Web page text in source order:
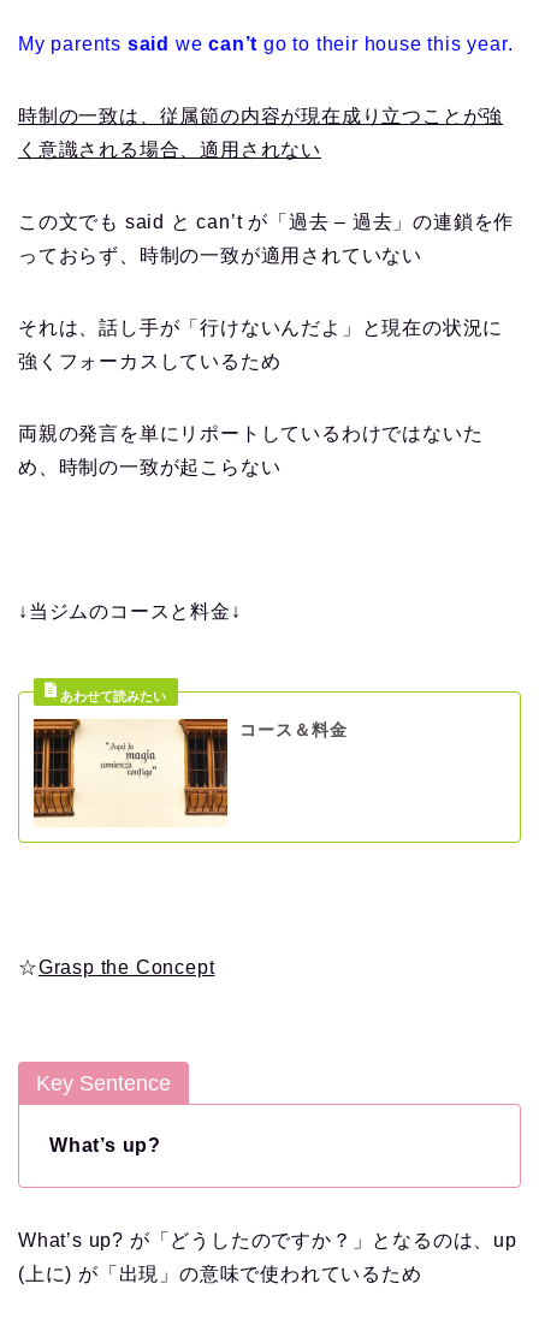
My parents said wecan’t go to their house this year.
時制の一致は、従属節の内容が現在成り立つことが強
く意識される場合、適用されない
この文でも said と can’t が「過去 – 過去」の連鎖を作
っておらず、時制の一致が適用されていない
それは、話し手が「行けないんだよ」と現在の状況に
強くフォーカスしているため
両親の発言を単にリポートしているわけではないた
め、時制の一致が起こらない
↓当ジムのコースと料金↓
コース＆料金
☆Grasp the Concept
Key Sentence
What’s up?
What’s up? が「どうしたのですか？」となるのは、up
(上に) が「出現」の意味で使われているため